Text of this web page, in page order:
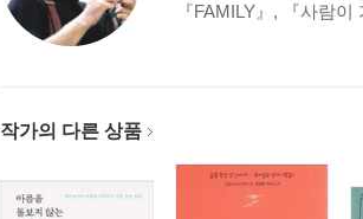
『FAMILY』, 『사람
작가의 다른 상품